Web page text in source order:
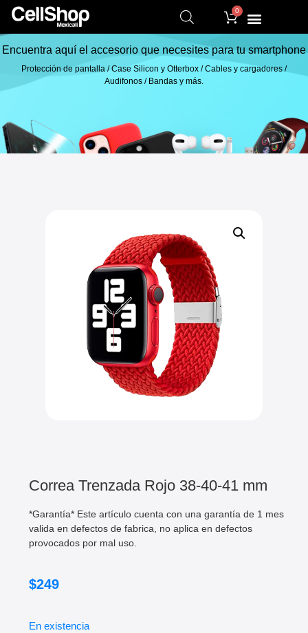
0
Encuentra aquí el accesorio que necesites para tu smartphone
Protección de pantalla / Case Silicon y Otterbox / Cables y cargadores /
Audifonos / Bandas y más.
Correa Trenzada Rojo 38-40-41 mm
*Garantía* Este artículo cuenta con una garantía de 1 mes
valida en defectos de fabrica, no aplica en defectos
provocados por mal uso.
$249
En existencia